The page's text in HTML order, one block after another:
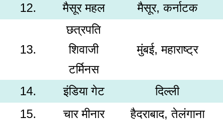
12. मैसूर महल मैसूर, कर्नाटक
13.
छत्रपति
शिवाजी
टर्मिनस
मुंबई, महाराष्ट्र
14. इंडिया गेट
दिल्ली
15.
चार मीनार हैदराबाद, तेलंगाना